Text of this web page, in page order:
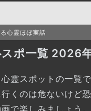
心霊ほぼ実話
ポ一覧 2026
霊スポットの一覧
くのは危ないけど